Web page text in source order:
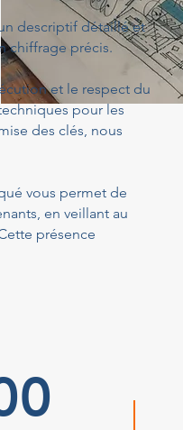
descriptif détaillé et
chiffrage précis.
et le respect du
pour les
des clés, nous
vous permet de
en veillant au
présence